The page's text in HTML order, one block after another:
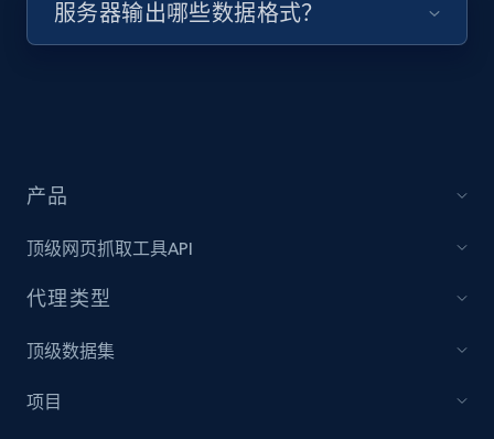
服务器输出哪些数据格式？
产品
顶级网页抓取工具API
代理类型
顶级数据集
项目